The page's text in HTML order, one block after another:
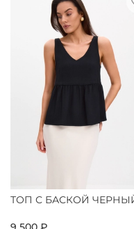
ТОП С БАСКОЙ